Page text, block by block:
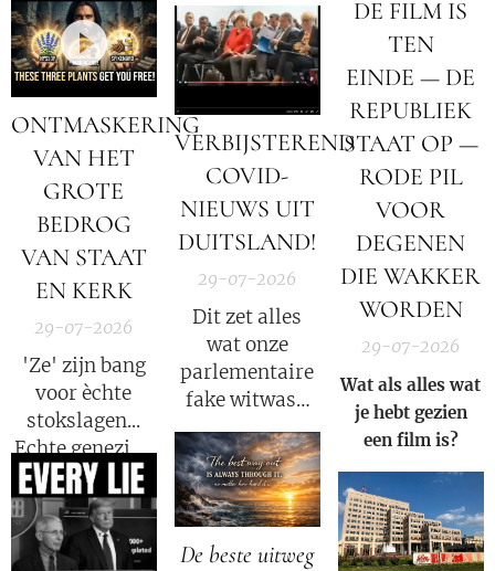
verschuiven en
de
datastromen
worden
omgeleid.
Satan en God.
DE FILM IS
TEN
EINDE — DE
REPUBLIEK
STAAT OP —
RODE PIL
VOOR
DEGENEN
DIE WAKKER
WORDEN
29-07-2026
Wat als alles wat
je hebt gezien
een film is?
ONTMASKERING
VAN HET
GROTE
BEDROG
VAN STAAT
EN KERK
29-07-2026
'Ze' zijn bang
voor èchte
stokslagen...
Echte genezing
laat emoties
stromen. We
mogen niet
langer meer
VERBIJSTEREND
COVID-
NIEUWS UIT
DUITSLAND!
29-07-2026
Dit zet alles
wat onze
parlementaire
fake witwas-
enquete tot nu
toe heeft
gedaan
opnieuw
kop!
De beste uitweg